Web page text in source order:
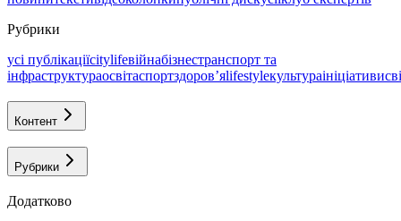
Рубрики
усі публікаціїcitylifeвійнабізнестранспорт та
інфраструктураосвітаспортздоровʼяlifestyleкультураініціативи
Контент
Рубрики
Додатково